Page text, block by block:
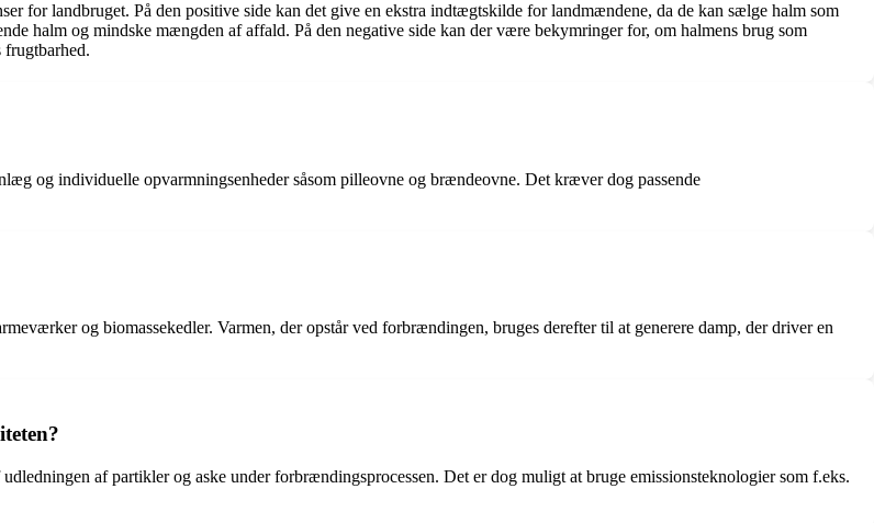
for landbruget. På den positive side kan det give en ekstra indtægtskilde for landmændene, da de kan sælge halm som
halm og mindske mængden af affald. På den negative side kan der være bekymringer for, om halmens brug som
og individuelle opvarmningsenheder såsom pilleovne og brændeovne. Det kræver dog passende
og biomassekedler. Varmen, der opstår ved forbrændingen, bruges derefter til at generere damp, der driver en
af partikler og aske under forbrændingsprocessen. Det er dog muligt at bruge emissionsteknologier som f.eks.